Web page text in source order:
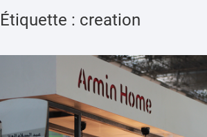
Étiquette : creation